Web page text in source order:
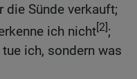
Sünde verkauft;
ich nicht[2];
ich, sondern was